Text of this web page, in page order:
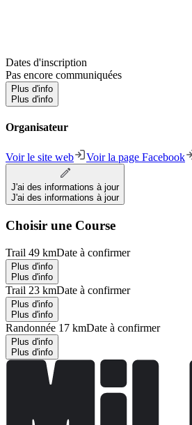
Dates d'inscription
Pas encore communiquées
Plus d'info
Plus d'info
Organisateur
Voir le site web Voir la page Facebook
J'ai des informations à jour
J'ai des informations à jour
Choisir une Course
Trail 49 kmDate à confirmer
Plus d'info
Plus d'info
Trail 23 kmDate à confirmer
Plus d'info
Plus d'info
Randonnée 17 kmDate à confirmer
Plus d'info
Plus d'info